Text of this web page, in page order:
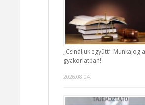
„Csináljuk együtt”: Munkajog a
gyakorlatban!
2026.08.04.